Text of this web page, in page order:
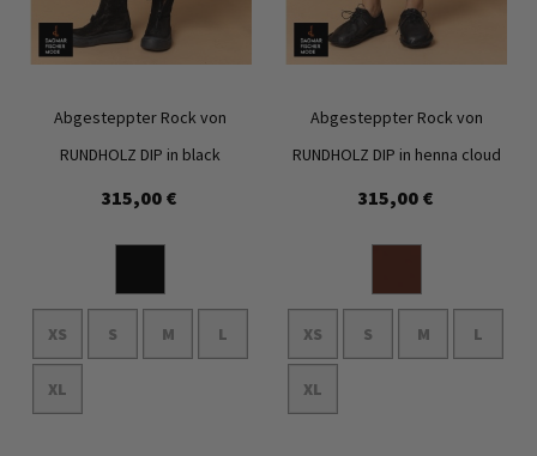
Abgesteppter Rock von
RUNDHOLZ DIP in black
315,00 €
XS S M L
XL
Abgesteppter Rock von
RUNDHOLZ DIP in henna cloud
315,00 €
XS S M L
XL